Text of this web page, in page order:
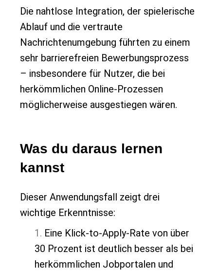
Die nahtlose Integration, der spielerische
Ablauf und die vertraute
Nachrichtenumgebung führten zu einem
sehr barrierefreien Bewerbungsprozess
– insbesondere für Nutzer, die bei
herkömmlichen Online-Prozessen
möglicherweise ausgestiegen wären.
Was du daraus lernen
kannst
Dieser Anwendungsfall zeigt drei
wichtige Erkenntnisse:
Eine Klick-to-Apply-Rate von über
30 Prozent ist deutlich besser als bei
herkömmlichen Jobportalen und